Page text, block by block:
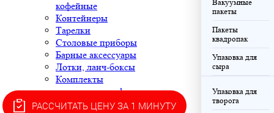
кофейные
Контейнеры
Тарелки
Столовые приборы
Барные аксессуары
Лотки, ланч-боксы
Комплекты
алюминиевых форм
Упаковка Крафт для
Вакуумные
пакеты
Пакеты
квадропак
Упаковка для
сыра
Упаковка для
творога
РАССЧИТАТЬ ЦЕНУ ЗА 1 МИНУТУ